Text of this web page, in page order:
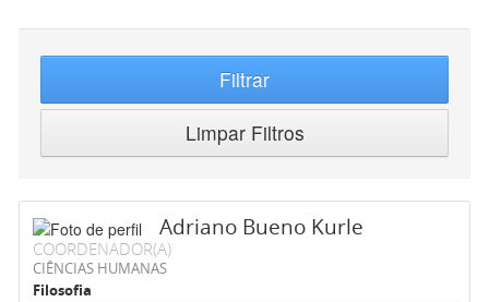
Filtrar
Limpar Filtros
Adriano Bueno Kurle
COORDENADOR(A)
CIÊNCIAS HUMANAS
Filosofia